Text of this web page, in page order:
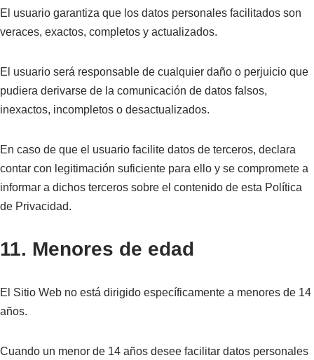
El usuario garantiza que los datos personales facilitados son
veraces, exactos, completos y actualizados.
El usuario será responsable de cualquier daño o perjuicio que
pudiera derivarse de la comunicación de datos falsos,
inexactos, incompletos o desactualizados.
En caso de que el usuario facilite datos de terceros, declara
contar con legitimación suficiente para ello y se compromete a
informar a dichos terceros sobre el contenido de esta Política
de Privacidad.
11. Menores de edad
El Sitio Web no está dirigido específicamente a menores de 14
años.
Cuando un menor de 14 años desee facilitar datos personales